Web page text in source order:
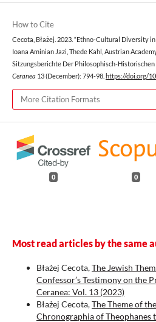
How to Cite
Cecota, Błażej. 2023. “Ethno-Cultural Diversity
Ioana Aminian Jazi, Thede Kahl, Austrian
Sitzungsberichte Der Philosophisch-Historischen
Ceranea 13 (December): 794-98. https://doi.org/
More Citation Formats
0 0
Most read articles by the same
Błażej Cecota,The Jewish
Confessor’s Testimony on the
Ceranea: Vol. 13 (2023)
Błażej Cecota,The Theme of
Chronographia of Theophanes